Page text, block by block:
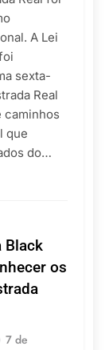
A Lei
sexta-
Real
caminhos
que
do…
Black
os
7 de